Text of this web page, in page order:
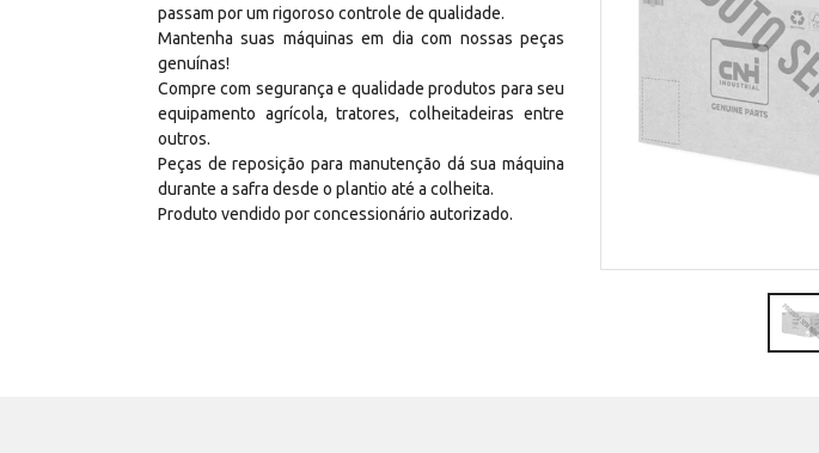
passam por um rigoroso controle de qualidade.
Mantenha suas máquinas em dia com nossas peças
genuínas!
Compre com segurança e qualidade produtos para seu
equipamento agrícola, tratores, colheitadeiras entre
outros.
Peças de reposição para manutenção dá sua máquina
durante a safra desde o plantio até a colheita.
Produto vendido por concessionário autorizado.